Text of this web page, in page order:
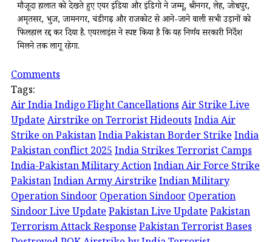
मौजूदा हालात को देखते हुए एयर इंडिया और इंडिगो ने जम्मू, श्रीनगर, लेह, जोधपुर,
अमृतसर, भुज, जामनगर, चंडीगढ़ और राजकोट से आने-जाने वाली सभी उड़ानों को
फिलहाल रद्द कर दिया है. एयरलाइंस ने स्पष्ट किया है कि यह निर्णय सरकारी निर्देश
मिलने तक लागू रहेगा.
Comments
Tags:
Air India Indigo Flight CancellationsAir Strike Live
UpdateAirstrike on Terrorist HideoutsIndia Air
Strike on PakistanIndia Pakistan Border StrikeIndia
Pakistan conflict 2025India Strikes Terrorist Camps
India-Pakistan Military ActionIndian Air Force Strike
PakistanIndian Army AirstrikeIndian Military
Operation SindoorOperation SindoorOperation
Sindoor Live UpdatePakistan Live UpdatePakistan
Terrorism Attack ResponsePakistan Terrorist Bases